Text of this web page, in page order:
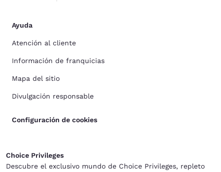
Ayuda
Atención al cliente
Información de franquicias
Mapa del sitio
Divulgación responsable
Configuración de cookies
Choice Privileges
Descubre el exclusivo mundo de Choice Privileges, repleto